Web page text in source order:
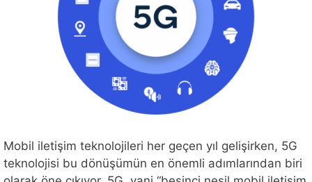
Mobil iletişim teknolojileri her geçen yıl gelişirken, 5G
teknolojisi bu dönüşümün en önemli adımlarından biri